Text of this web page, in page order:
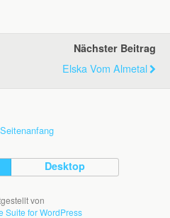
Nächster Beitrag
Elska Vom Almetal
Desktop
von
Suite for WordPress